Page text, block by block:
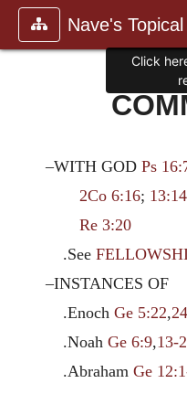
Nave's
–WITH GODPs
2Co 6:16; 13:14
Re 3:20
.See
–INSTANCES OF
.Enoch Ge 5:22,24
.Noah Ge 6:9,13-
.Abraham Ge
Click